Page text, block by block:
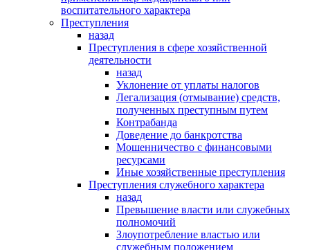
воспитательного характера
Преступления
назад
Преступления в сфере хозяйственной
деятельности
назад
Уклонение от уплаты налогов
Легализация (отмывание) средств,
полученных преступным путем
Контрабанда
Доведение до банкротства
Мошенничество с финансовыми
ресурсами
Иные хозяйственные преступления
Преступления служебного характера
назад
Превышение власти или служебных
полномочий
Злоупотребление властью или
служебным положением